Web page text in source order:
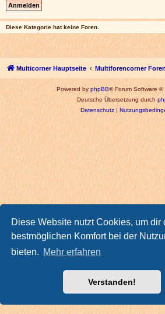
Diese Website nutzt Cookies, um dir
bestmöglichen Komfort bei der
bieten. Mehr erfahren
Verstanden!
Diese Kategorie hat keine Foren.
Multicorner Hauptseite Multiforencorner
Powered byphpBB® Forum Software ©
Deutsche Übersetzung durch
Datenschutz|